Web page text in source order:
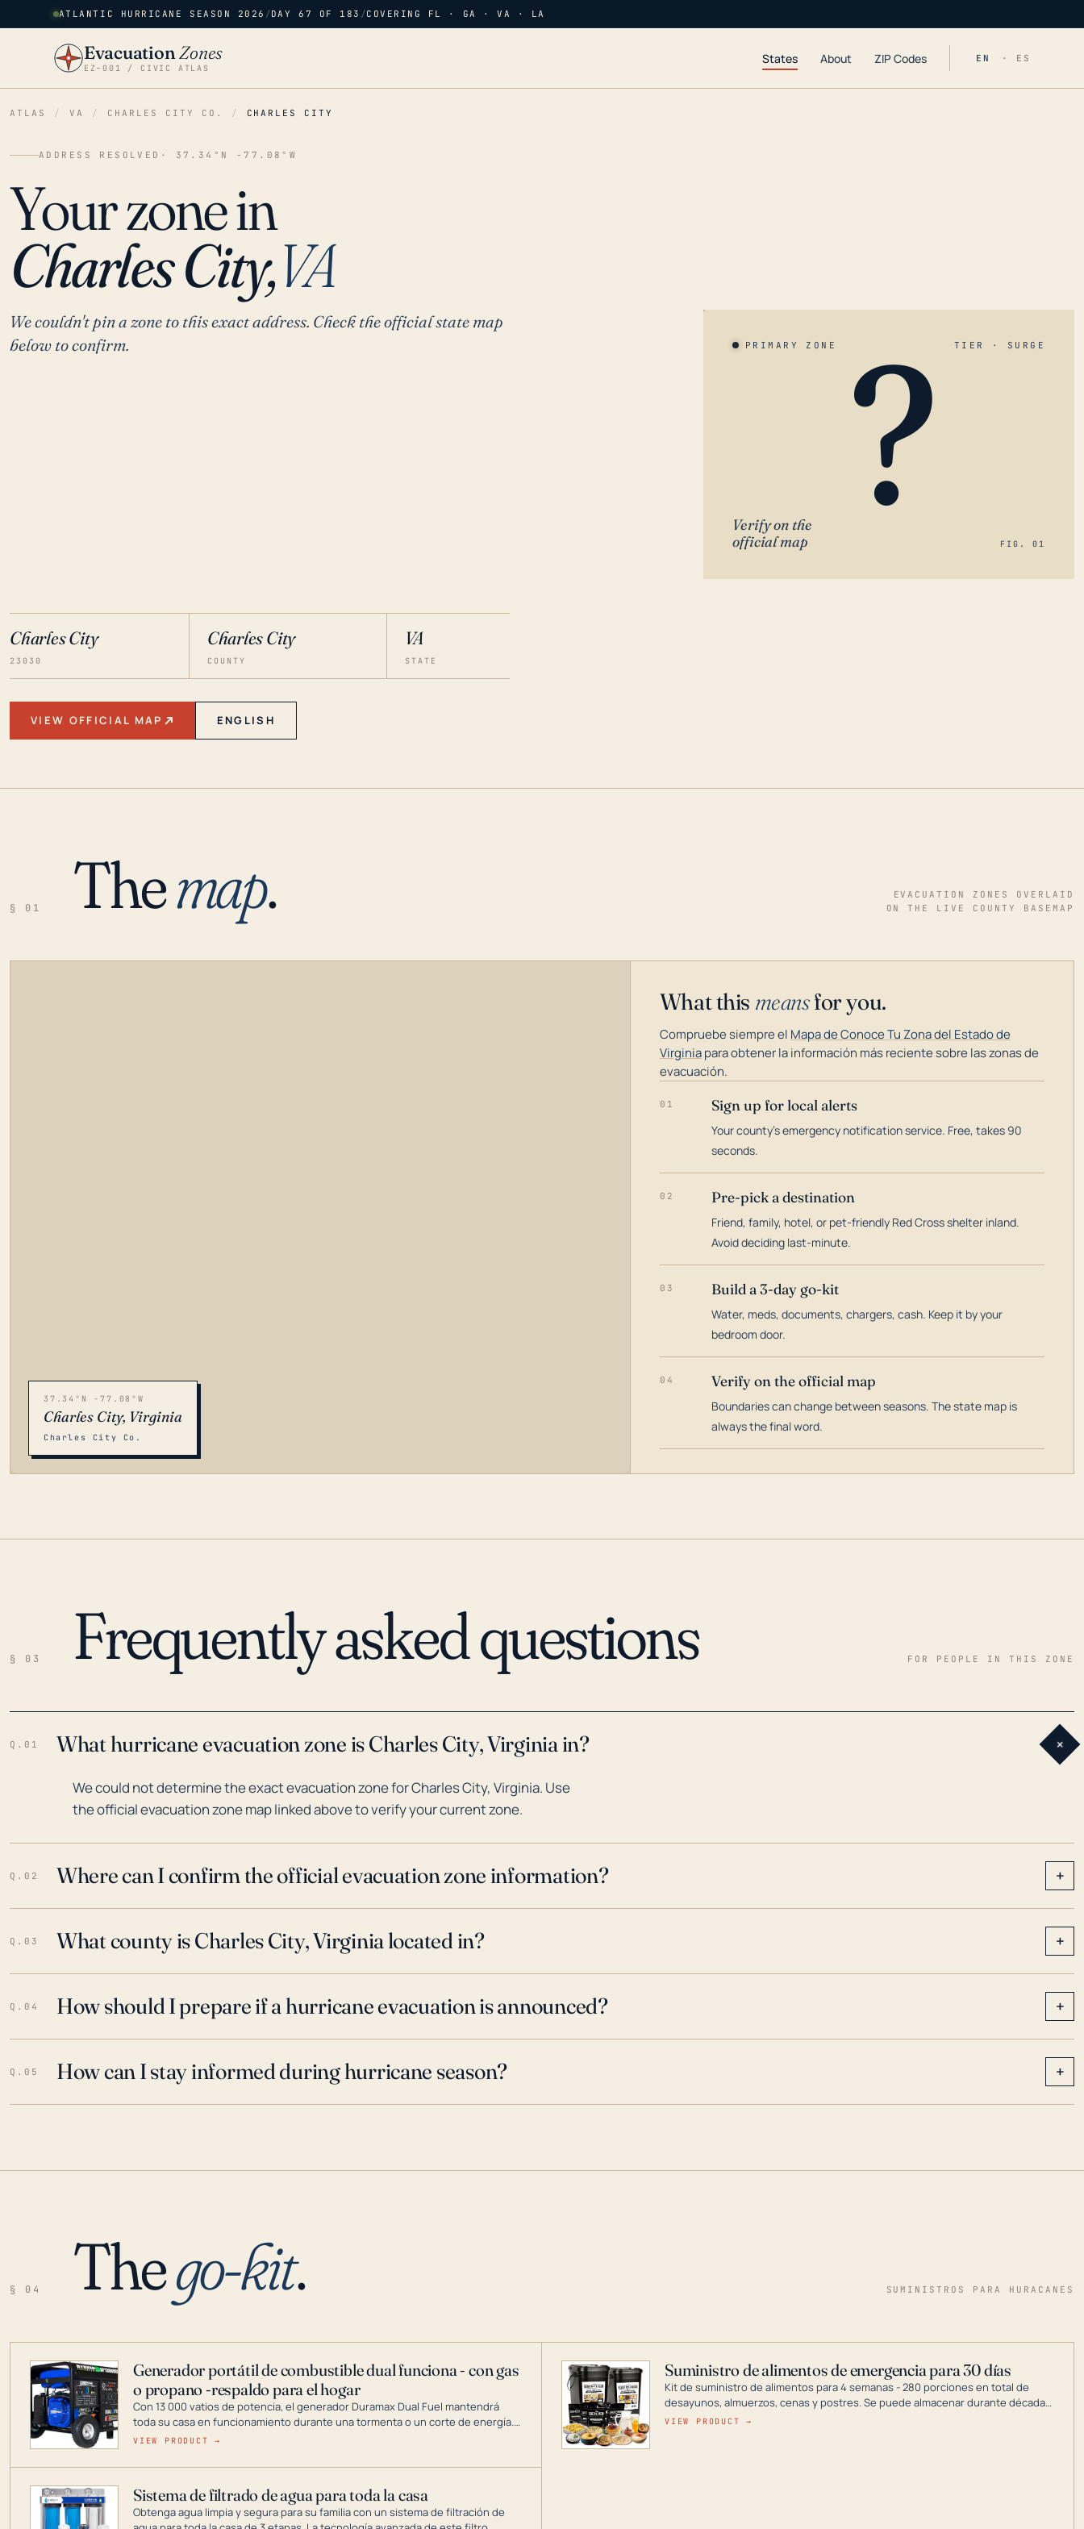
ATLANTIC HURRICANE SEASON 2026 /DAY 67 OF 183 /COVERING FL · GA · VA · LA
EvacuationZones
EZ–001 / CIVIC ATLAS
States About ZIP Codes EN · ES
ATLAS / VA / CHARLES CITY CO. / CHARLES CITY
ADDRESS RESOLVED · 37.34°N -77.08°W
Your zone in
Charles City,VA
We couldn't pin a zone to this exact address. Check the official state map
below to confirm.
Charles City
23030
Charles City
COUNTY
VA
STATE
VIEW OFFICIAL MAP ENGLISH
PRIMARY ZONE TIER · SURGE
?
Verify on the
official map
FIG. 01
§ 01 Themap.
EVACUATION ZONES OVERLAID
ON THE LIVE COUNTY BASEMAP
37.34°N -77.08°W
Charles City, Virginia
Charles City Co.
What this meansfor you.
Compruebe siempre el Mapa de Conoce Tu Zona del Estado de
Virginiapara obtener la información más reciente sobre las zonas de
evacuación.
01 Sign up for local alerts
Your county's emergency notification service. Free, takes 90
seconds.
02 Pre-pick a destination
Friend, family, hotel, or pet-friendly Red Cross shelter inland.
Avoid deciding last-minute.
03 Build a 3-day go-kit
Water, meds, documents, chargers, cash. Keep it by your
bedroom door.
04 Verify on the official map
Boundaries can change between seasons. The state map is
always the final word.
§ 03 Frequently asked questions FOR PEOPLE IN THIS ZONE
Q.01 What hurricane evacuation zone is Charles City, Virginia in? +
We could not determine the exact evacuation zone for Charles City, Virginia. Use
the official evacuation zone map linked above to verify your current zone.
Q.02 Where can I confirm the official evacuation zone information? +
Q.03 What county is Charles City, Virginia located in? +
Q.04 How should I prepare if a hurricane evacuation is announced? +
Q.05 How can I stay informed during hurricane season? +
§ 04 Thego-kit. SUMINISTROS PARA HURACANES
Generador portátil de combustible dual funciona - con gas
o propano -respaldo para el hogar
Con 13 000 vatios de potencia, el generador Duramax Dual Fuel mantendrá
toda su casa en funcionamiento durante una tormenta o un corte de energía.
DuroMax es el líder de la industria en tecnología de generadores portátiles de
digitales hasta generadores que pueden alimentar toda su casa.
VIEW PRODUCT →
Suministro de alimentos de emergencia para 30 días
Kit de suministro de alimentos para 4 semanas - 280 porciones en total de
desayunos, almuerzos, cenas y postres. Se puede almacenar durante décadas
si se guarda en un lugar seco.
VIEW PRODUCT →
Sistema de filtrado de agua para toda la casa
Obtenga agua limpia y segura para su familia con un sistema de filtración de